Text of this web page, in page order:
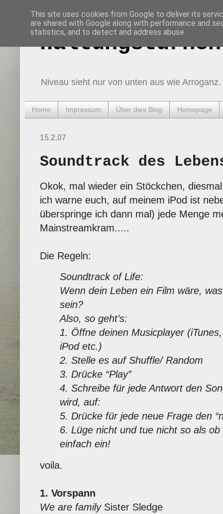
Haltungsturnen
Niveau sieht nur von unten aus wie Arroganz.
Home Impressum Über dies Blog Homepage
15.2.07
Soundtrack des
Okok, mal wieder ein Stöckchen,
ich warne euch, auf meinem iPod ist
überspringe ich dann mal) jede Menge
Mainstreamkram.....
Die Regeln:
Soundtrack of Life:
Wenn dein Leben ein Film wäre,
sein?
Also, so geht’s:
1. Öffne deinen Musicplayer
iPod etc.)
2. Stelle es auf Shuffle/ Random
3. Drücke “Play”
4. Schreibe für jede Antwort den
wird, auf:
5. Drücke für jede neue Frage den
6. Lüge nicht und tue nicht so als
einfach ein!
voila.
1. Vorspann
We are familySister Sledge
This site uses cookies from Google to deliver its
are shared with Google along with performance and
statistics, and to detect and address abuse.